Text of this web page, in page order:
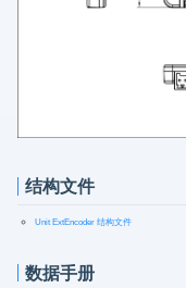
结构文件
Unit ExtEncoder 结构文件
数据手册